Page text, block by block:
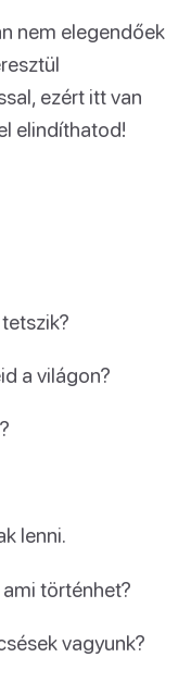
nem elegendőek
ezért itt van
elindíthatod!
a világon?
lenni.
történhet?
vagyunk?